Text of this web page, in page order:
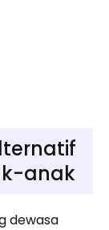
anak
dewasa